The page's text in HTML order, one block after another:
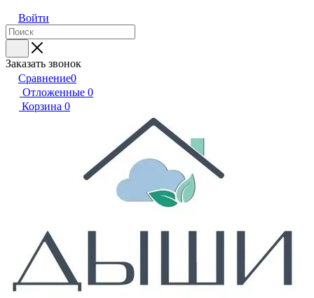
Войти
Заказать звонок
Сравнение0
Отложенные 0
Корзина 0